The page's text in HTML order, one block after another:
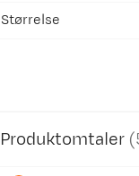
Størrelse
Produktomtaler (